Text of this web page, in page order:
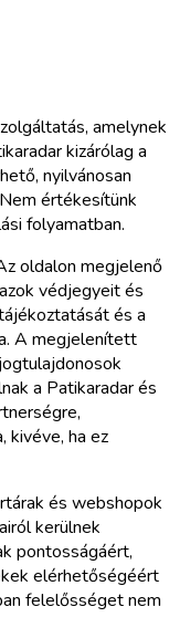
amelynek
kizárólag a
nyilvánosan
értékesítünk
folyamatban.
oldalon megjelenő
védjegyeit és
és a
A megjelenített
a Patikaradar és
kivéve, ha ez
és webshopok
kerülnek
pontosságáért,
elérhetőségéért
felelősséget nem